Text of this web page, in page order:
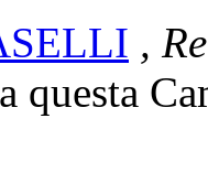
,
questa